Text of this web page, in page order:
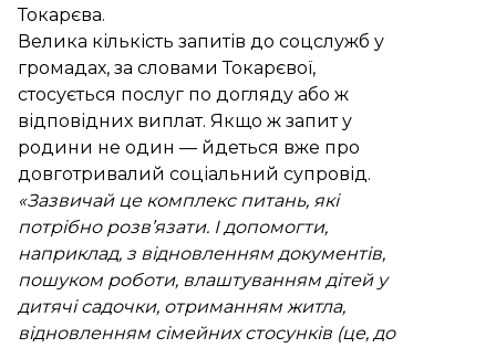
Токарєва.
Велика кількість запитів до соцслужб у
громадах, за словами Токарєвої,
стосується послуг по догляду або ж
відповідних виплат. Якщо ж запит у
родини не один — йдеться вже про
довготривалий соціальний супровід.
«Зазвичай це комплекс питань, які
потрібно розв’язати. І допомогти,
наприклад, з відновленням документів,
пошуком роботи, влаштуванням дітей у
дитячі садочки, отриманням житла,
відновленням сімейних стосунків (це, до